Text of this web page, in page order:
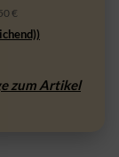
€
zum Artikel